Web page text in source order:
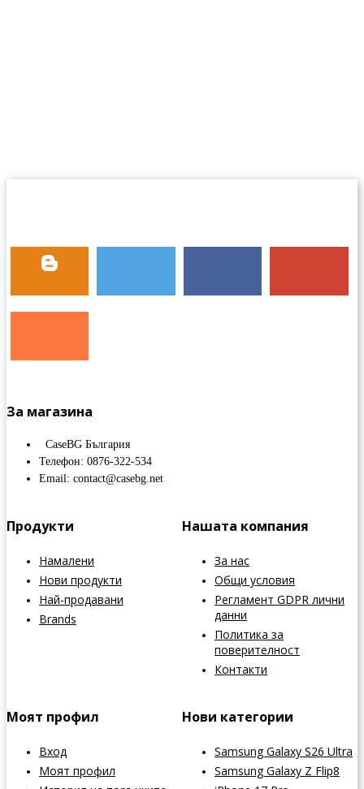
За магазина
CaseBG България
Телефон: 0876-322-534
Email: contact@casebg.net
Продукти
Намалени
Нови продукти
Най-продавани
Brands
Нашата компания
За нас
Общи условия
Регламент GDPR лични
данни
Политика за
поверителност
Контакти
Моят профил
Вход
Моят профил
Нови категории
Samsung Galaxy S26 Ultra
Samsung Galaxy Z Flip8